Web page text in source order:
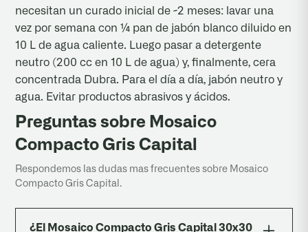
necesitan un curado inicial de ~2 meses: lavar una
vez por semana con ¼ pan de jabón blanco diluido en
10 L de agua caliente. Luego pasar a detergente
neutro (200 cc en 10 L de agua) y, finalmente, cera
concentrada Dubra. Para el día a día, jabón neutro y
agua. Evitar productos abrasivos y ácidos.
Preguntas sobre Mosaico
Compacto Gris Capital
Respondemos las dudas mas frecuentes sobre Mosaico
Compacto Gris Capital.
¿El Mosaico Compacto Gris Capital 30x30